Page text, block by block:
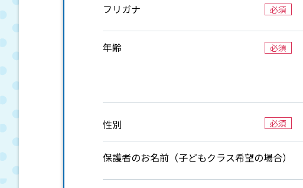
フリガナ 必須
年齢
必須
性別 必須
保護者のお名前（子どもクラス希望の場合）